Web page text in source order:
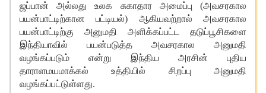
ஜப்பான் அல்லது உலக சுகாதார அமைப்பு (அவசரகால
பயன்பாட்டிற்கான பட்டியல்) ஆகியவற்றால் அவசரகால
பயன்பாட்டிற்கு அனுமதி அளிக்கப்பட்ட தடுப்பூசிகளை
இந்தியாவில் பயன்படுத்த அவசரகால அனுமதி
வழங்கப்படும் என்று இந்திய அரசின் புதிய
தாராளமயமாக்கல் உத்தியில் சிறப்பு அனுமதி
வழங்கப்பட்டுள்ளது.